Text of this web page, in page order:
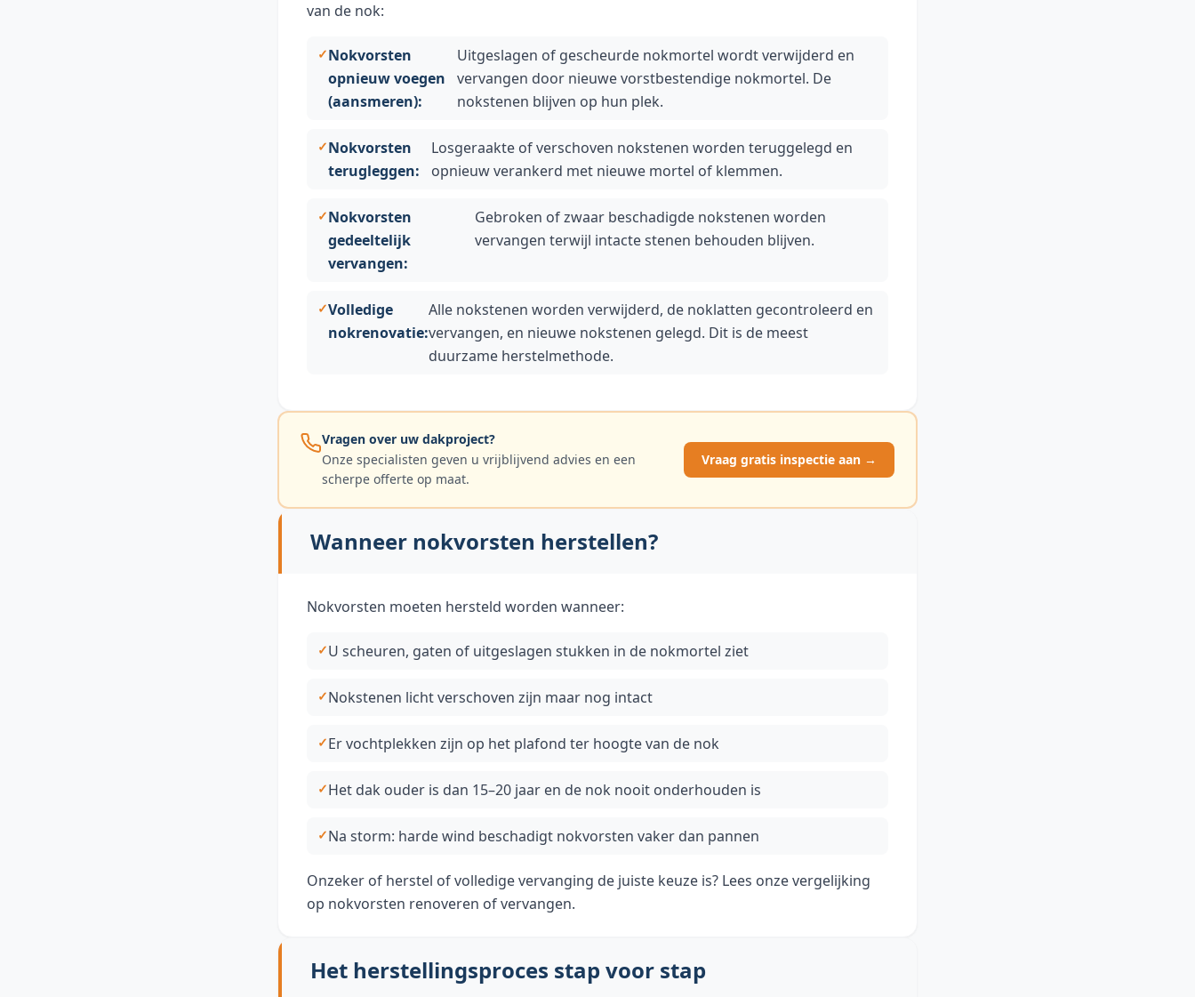
van de nok:
Nokvorsten
opnieuw voegen
(aansmeren):
Uitgeslagen of gescheurde nokmortel wordt verwijderd en
vervangen door nieuwe vorstbestendige nokmortel. De
nokstenen blijven op hun plek.
Nokvorsten
terugleggen:
Losgeraakte of verschoven nokstenen worden teruggelegd en
opnieuw verankerd met nieuwe mortel of klemmen.
Nokvorsten
gedeeltelijk
vervangen:
Gebroken of zwaar beschadigde nokstenen worden
vervangen terwijl intacte stenen behouden blijven.
Volledige
nokrenovatie:
Alle nokstenen worden verwijderd, de noklatten gecontroleerd en
vervangen, en nieuwe nokstenen gelegd. Dit is de meest
duurzame herstelmethode.
Vragen over uw dakproject?
Onze specialisten geven u vrijblijvend advies en een
scherpe offerte op maat.
Vraag gratis inspectie aan →
Wanneer nokvorsten herstellen?
Nokvorsten moeten hersteld worden wanneer:
U scheuren, gaten of uitgeslagen stukken in de nokmortel ziet
Nokstenen licht verschoven zijn maar nog intact
Er vochtplekken zijn op het plafond ter hoogte van de nok
Het dak ouder is dan 15–20 jaar en de nok nooit onderhouden is
Na storm: harde wind beschadigt nokvorsten vaker dan pannen
Onzeker of herstel of volledige vervanging de juiste keuze is? Lees onze vergelijking
op nokvorsten renoveren of vervangen.
Het herstellingsproces stap voor stap